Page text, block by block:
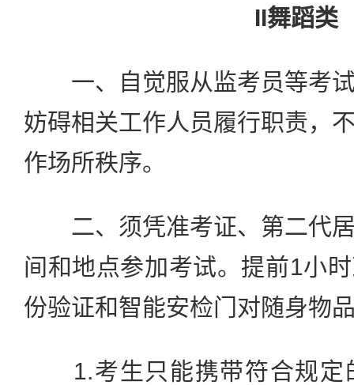
II舞蹈类
一、自觉服从监考员等考试
妨碍相关工作人员履行职责，
作场所秩序。
二、须凭准考证、第二代居
间和地点参加考试。提前1小
份验证和智能安检门对随身物
1.考生只能携带符合规定